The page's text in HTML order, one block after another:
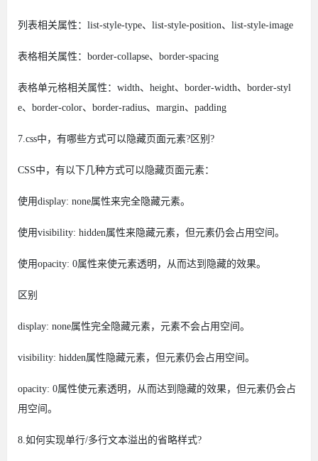
列表相关属性：list-style-type、list-style-position、list-style-image
表格相关属性：border-collapse、border-spacing
表格单元格相关属性：width、height、border-width、border-styl
e、border-color、border-radius、margin、padding
7.css中，有哪些方式可以隐藏页面元素?区别?
CSS中，有以下几种方式可以隐藏页面元素：
使用display: none属性来完全隐藏元素。
使用visibility: hidden属性来隐藏元素，但元素仍会占用空间。
使用opacity: 0属性来使元素透明，从而达到隐藏的效果。
区别
display: none属性完全隐藏元素，元素不会占用空间。
visibility: hidden属性隐藏元素，但元素仍会占用空间。
opacity: 0属性使元素透明，从而达到隐藏的效果，但元素仍会占
用空间。
8.如何实现单行/多行文本溢出的省略样式?